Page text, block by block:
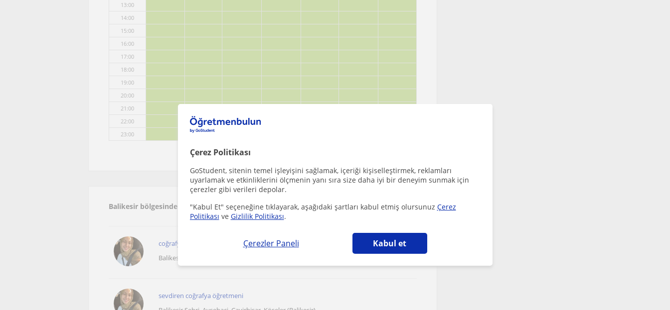
Çerez Politikası
GoStudent, sitenin temel işleyişini sağlamak, içeriği kişiselleştirmek, reklamları
uyarlamak ve etkinliklerini ölçmenin yanı sıra size daha iyi bir deneyim sunmak için
çerezler gibi verileri depolar.
"Kabul Et" seçeneğine tıklayarak, aşağıdaki şartları kabul etmiş olursunuz Çerez
Politikası ve Gizlilik Politikası.
Çerezler Paneli Kabul et
13:00
14:00
15:00
16:00
17:00
18:00
19:00
20:00
21:00
22:00
23:00
Balikesir bölgesinde ilginizi çekebilecek diğer Cografya öğretmenleri
coğrafya bölümü mezunuyun,formasyon eğitimimi tamamladım,öğretmenlik ...
Balikesir Sehri, Aysebaci, Çayirhisar, Köseler (Balikesir),...
sevdiren coğrafya öğretmeni